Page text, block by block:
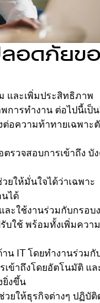
อดภัยข
และเพิ่มประสิทธิภาพ
การทำงาน ต่อไปนี้เป็
อความท้าทายเฉพาะ
รวจสอบการเข้าถึง บั
ยให้มั่นใจได้ว่าเฉพาะ
ได้
ละใช้งานร่วมกับกรอบ
บใช้ พร้อมทั้งเพิ่มความ
น IT โดยทำงานร่วมกั
ข้าถึงโดยอัตโนมัติ แล
ยิ่งขึ้น
ยให้ธุรกิจต่างๆ ปฏิบัติ